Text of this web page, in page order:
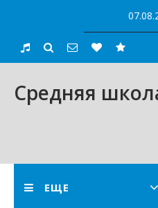
content
Средняя
ЕЩЕ